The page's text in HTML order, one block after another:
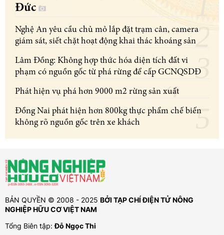
Đức
Nghệ An yêu cầu chủ mỏ lắp đặt trạm cân, camera
giám sát, siết chặt hoạt động khai thác khoáng sản
Lâm Đồng: Không hợp thức hóa diện tích đất vi
phạm có nguồn gốc từ phá rừng để cấp GCNQSDĐ
Phát hiện vụ phá hơn 9000 m2 rừng sản xuất
Đồng Nai phát hiện hơn 800kg thực phẩm chế biến
không rõ nguồn gốc trên xe khách
BẢN QUYỀN © 2008 - 2025 BỞI TẠP CHÍ ĐIỆN TỬ NÔNG
NGHIỆP HỮU CƠ VIỆT NAM
Tổng Biên tập:Đỗ Ngọc Thi